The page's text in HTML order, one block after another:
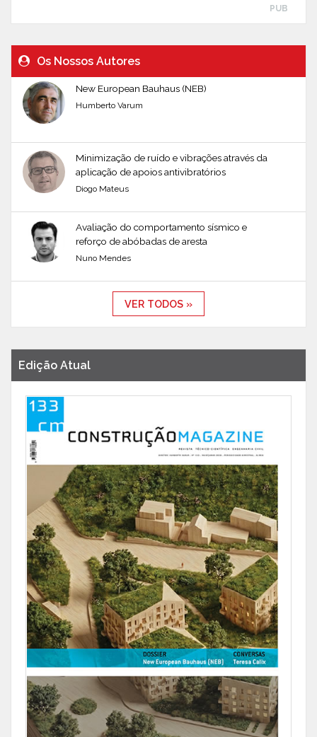
PUB
Os Nossos Autores
New European Bauhaus (NEB)
Humberto Varum
Minimização de ruído e vibrações através da
aplicação de apoios antivibratórios
Diogo Mateus
Avaliação do comportamento sísmico e
reforço de abóbadas de aresta
Nuno Mendes
VER TODOS »
Edição Atual